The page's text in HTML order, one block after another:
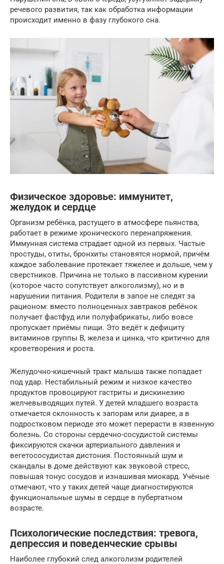
речевого развития, так как обработка информации
происходит именно в фазу глубокого сна.
Физическое здоровье: иммунитет,
желудок и сердце
Организм ребёнка, растущего в атмосфере пьянства,
работает в режиме хронического перенапряжения.
Иммунная система страдает одной из первых. Частые
простуды, отиты, бронхиты становятся нормой, причём
каждое заболевание протекает тяжелее и дольше, чем у
сверстников. Причина не только в пассивном курении
(которое часто сопутствует алкоголизму), но и в
нарушении питания. Родители в запое не следят за
рационом: вместо полноценных завтраков ребёнок
получает фастфуд или полуфабрикаты, либо вовсе
пропускает приёмы пищи. Это ведёт к дефициту
витаминов группы B, железа и цинка, что критично для
кроветворения и роста.
Желудочно-кишечный тракт малыша также попадает
под удар. Нестабильный режим и низкое качество
продуктов провоцируют гастриты и дискинезию
желчевыводящих путей. У детей младшего возраста
отмечается склонность к запорам или диарее, а в
подростковом периоде это может перерасти в язвенную
болезнь. Со стороны сердечно-сосудистой системы
фиксируются скачки артериального давления и
вегетососудистая дистония. Постоянный шум и
скандалы в доме действуют как звуковой стресс,
повышая тонус сосудов и изнашивая миокард. Учёные
отмечают, что у таких детей чаще диагностируются
функциональные шумы в сердце в пубертатном
возрасте.
Психологические последствия: тревога,
депрессия и поведенческие срывы
Наиболее глубокий след алкоголизм родителей